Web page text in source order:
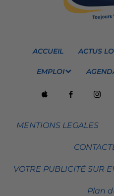
ACCUEIL ACTUS
EMPLOI
MENTIONS LEGALES
VOTRE PUBLICITÉ SUR
Plan